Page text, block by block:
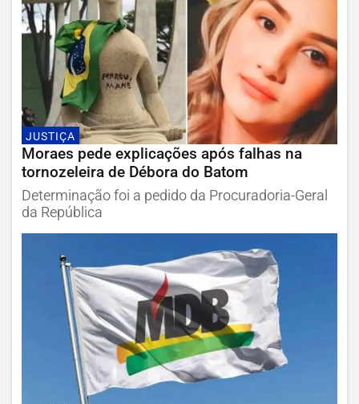
JUSTIÇA
Moraes pede explicações após falhas na
tornozeleira de Débora do Batom
Determinação foi a pedido da Procuradoria-Geral
da República